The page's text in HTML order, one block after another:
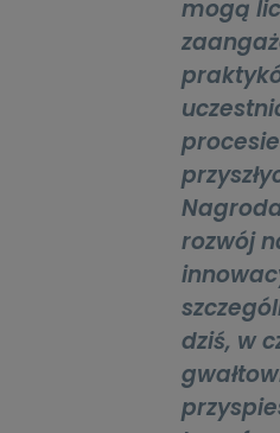
mogą
rozwój
dziś, w